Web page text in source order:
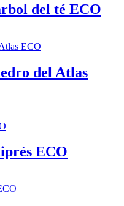
del té ECO
del Atlas
ECO